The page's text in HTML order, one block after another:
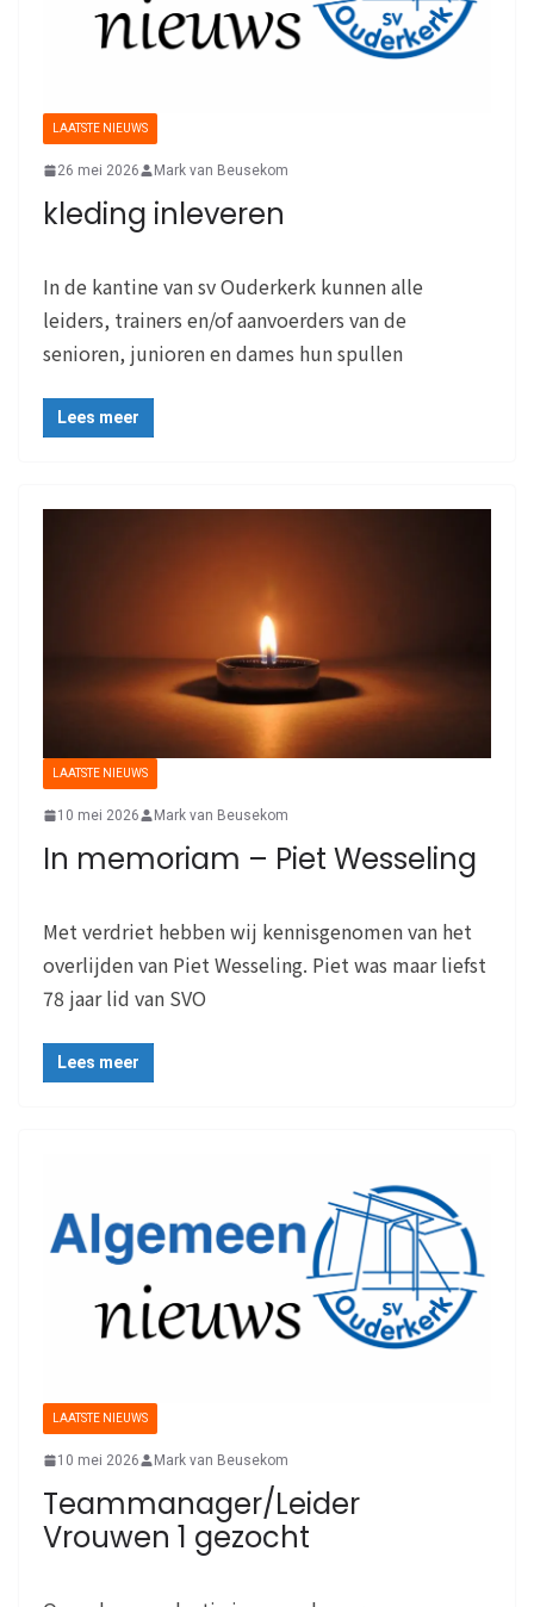
LAATSTE NIEUWS
26 mei 2026 Mark van Beusekom
kleding inleveren
In de kantine van sv Ouderkerk kunnen alle
leiders, trainers en/of aanvoerders van de
senioren, junioren en dames hun spullen
Lees meer
LAATSTE NIEUWS
10 mei 2026 Mark van Beusekom
In memoriam – Piet Wesseling
Met verdriet hebben wij kennisgenomen van het
overlijden van Piet Wesseling. Piet was maar liefst
78 jaar lid van SVO
Lees meer
LAATSTE NIEUWS
10 mei 2026 Mark van Beusekom
Teammanager/Leider
Vrouwen 1 gezocht